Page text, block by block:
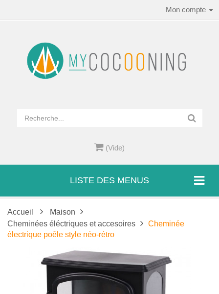
Mon compte
(Vide)
LISTE DES MENUS
Accueil
Maison
Cheminées éléctriques et accesoires
Cheminée
électrique poêle style néo-rétro